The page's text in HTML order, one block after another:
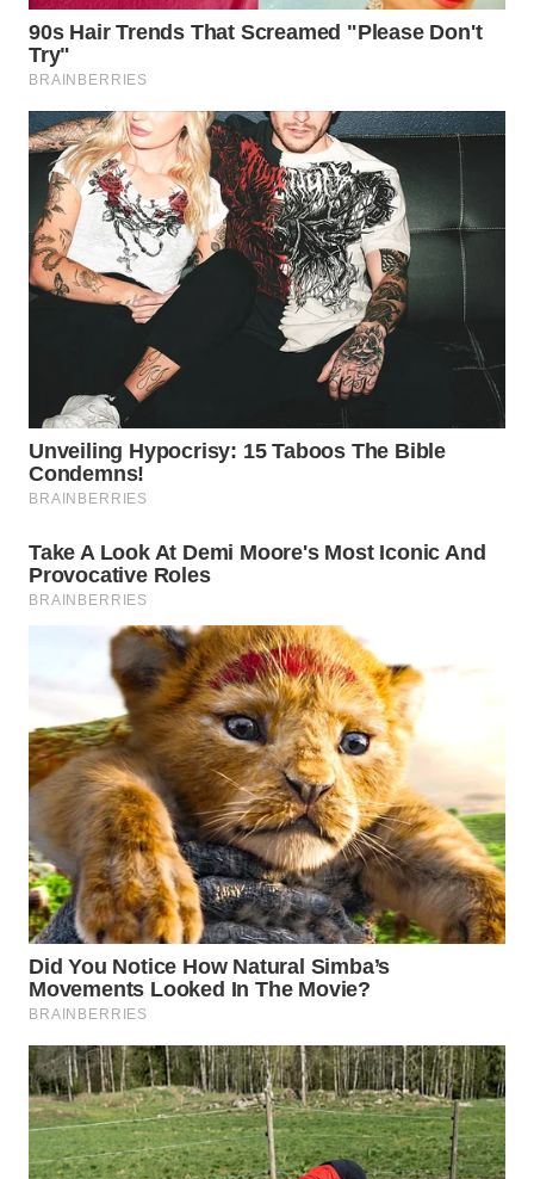
WN
INDRAMAYU
WN
KUNINGAN
WN
MAJALENGKA
WN
SUBANG
SUKABUMI
WN
PURWAKARTA
WN
PRIANGAN
TIMUR
SEMARANG
WN
SOLO
WN
BOROBUDUR
WN
MADURA
WN
SURABAYA
WN
NATUNA